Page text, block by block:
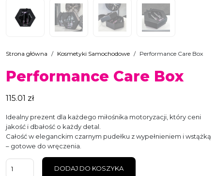
Strona główna / Kosmetyki Samochodowe / Performance Care Box
Performance Care Box
115.01 zł
Idealny prezent dla każdego miłośnika motoryzacji, który ceni
jakość i dbałość o każdy detal.
Całość w eleganckim czarnym pudełku z wypełnieniem i wstążką
– gotowe do wręczenia.
ilość
Performance
DODAJ DO KOSZYKA